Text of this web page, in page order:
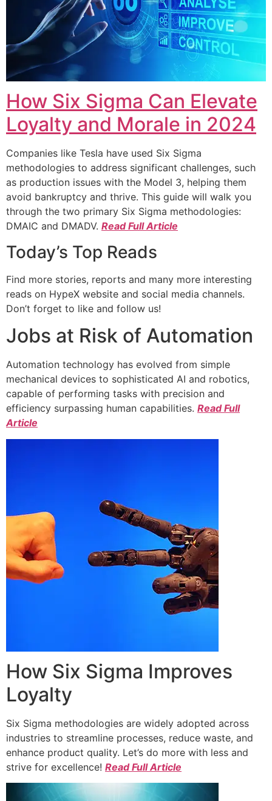
How Six Sigma Can Elevate
Loyalty and Morale in 2024
Companies like Tesla have used Six Sigma
methodologies to address significant challenges, such
as production issues with the Model 3, helping them
avoid bankruptcy and thrive. This guide will walk you
through the two primary Six Sigma methodologies:
DMAIC and DMADV. Read Full Article
Today’s Top Reads
Find more stories, reports and many more interesting
reads on HypeX website and social media channels.
Don’t forget to like and follow us!
Jobs at Risk of Automation
Automation technology has evolved from simple
mechanical devices to sophisticated AI and robotics,
capable of performing tasks with precision and
efficiency surpassing human capabilities. Read Full
Article
How Six Sigma Improves
Loyalty
Six Sigma methodologies are widely adopted across
industries to streamline processes, reduce waste, and
enhance product quality. Let’s do more with less and
strive for excellence! Read Full Article